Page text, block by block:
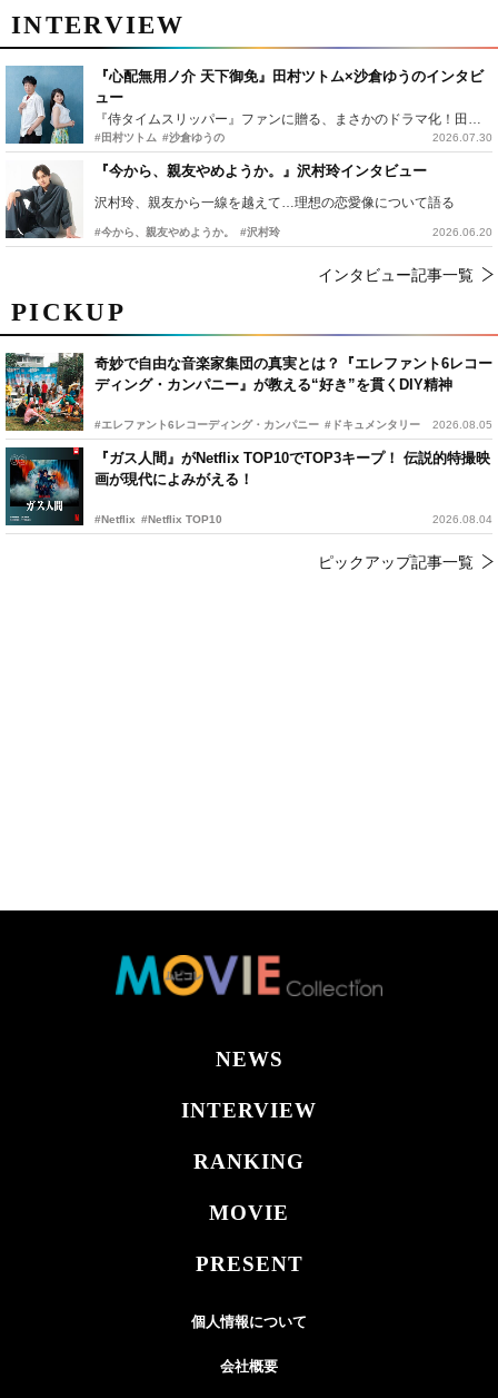
PICKUP
奇妙で自由な音楽家集団の真実とは？『エレファント6レコー
ディング・カンパニー』が教える“好き”を貫くDIY精神
#エレファント6レコーディング・カンパニー #ドキュメンタリー 2026.08.05
『ガス人間』がNetflix TOP10でTOP3キープ！ 伝説的特撮映
画が現代によみがえる！
#Netflix #Netflix TOP10 2026.08.04
ピックアップ記事一覧
INTERVIEW
『心配無用ノ介 天下御免』田村ツトム×沙倉ゆうのインタビ
ュー
『侍タイムスリッパー』ファンに贈る、まさかのドラマ化！田村ツトム×沙倉ゆうのが語る『心配無用ノ介』撮影秘話
#田村ツトム #沙倉ゆうの 2026.07.30
『今から、親友やめようか。』沢村玲インタビュー
沢村玲、親友から一線を越えて…理想の恋愛像について語る
#今から、親友やめようか。 #沢村玲 2026.06.20
インタビュー記事一覧
NEWS
INTERVIEW
RANKING
MOVIE
PRESENT
個人情報について
会社概要